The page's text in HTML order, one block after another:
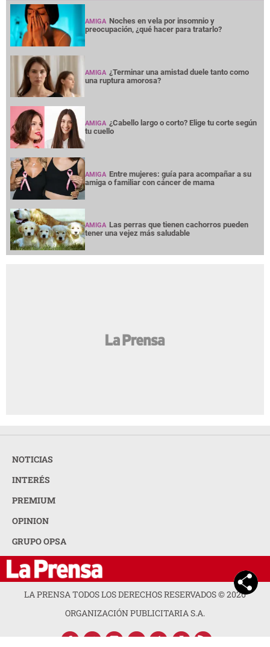
AMIGA Noches en vela por insomnio y
preocupación, ¿qué hacer para tratarlo?
AMIGA ¿Terminar una amistad duele tanto como
una ruptura amorosa?
AMIGA ¿Cabello largo o corto? Elige tu corte según
tu cuello
AMIGA Entre mujeres: guía para acompañar a su
amiga o familiar con cáncer de mama
AMIGA Las perras que tienen cachorros pueden
tener una vejez más saludable
NOTICIAS
INTERÉS
PREMIUM
OPINION
GRUPO OPSA
LA PRENSA TODOS LOS DERECHOS RESERVADOS ©2026
ORGANIZACIÓN PUBLICITARIA S.A.